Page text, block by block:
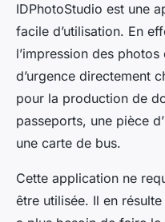
IDPhotoStudio est une
facile d’utilisation. En
l’impression des
d’urgence directement
pour la production de
passeports, une pièce
une carte de bus.
Cette application ne
être utilisée. Il en